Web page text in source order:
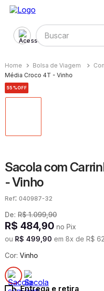
Buscar
Bolsa de Viagem
Média Croco 4T - Vinho
55%OFF
Sacola com
- Vinho
: 040987-32
De: R$ 1.099,90
R$ 484,90 no Pix
ou R$ 499 90 em 8x de R$ 62
Cor: Vinho
Entrega e retira